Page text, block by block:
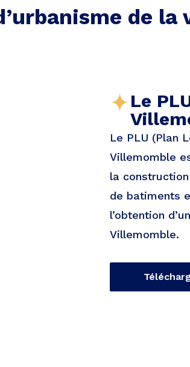
de la
Le
Le PLU (Plan
Villemomble
la
de batiments
l’obtention
Villemomble.